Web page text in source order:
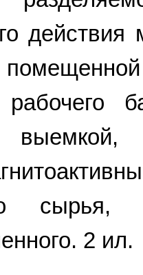
действия
рабочего
2 ил.